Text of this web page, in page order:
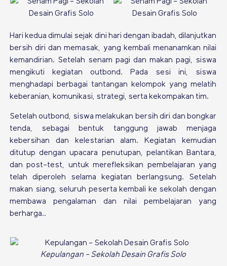
Hari kedua dimulai sejak dini hari dengan ibadah, dilanjutkan
bersih diri dan memasak, yang kembali menanamkan nilai
kemandirian. Setelah senam pagi dan makan pagi, siswa
mengikuti kegiatan outbond. Pada sesi ini, siswa
menghadapi berbagai tantangan kelompok yang melatih
keberanian, komunikasi, strategi, serta kekompakan tim.
Setelah outbond, siswa melakukan bersih diri dan bongkar
tenda, sebagai bentuk tanggung jawab menjaga
kebersihan dan kelestarian alam. Kegiatan kemudian
ditutup dengan upacara penutupan, pelantikan Bantara,
dan post-test, untuk merefleksikan pembelajaran yang
telah diperoleh selama kegiatan berlangsung. Setelah
makan siang, seluruh peserta kembali ke sekolah dengan
membawa pengalaman dan nilai pembelajaran yang
berharga..
Kepulangan - Sekolah Desain Grafis Solo